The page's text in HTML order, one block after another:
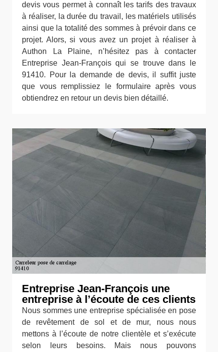
devis vous permet à connaît les tarifs des travaux
à réaliser, la durée du travail, les matériels utilisés
ainsi que la totalité des sommes à prévoir dans ce
projet. Alors, si vous avez un projet à réaliser à
Authon La Plaine, n’hésitez pas à contacter
Entreprise Jean-François qui se trouve dans le
91410. Pour la demande de devis, il suffit juste
que vous remplissiez le formulaire après vous
obtiendrez en retour un devis bien détaillé.
Entreprise Jean-François une
entreprise à l’écoute de ces clients
Nous sommes une entreprise spécialisée en pose
de revêtement de sol et de mur, nous nous
mettons à l’écoute de notre clientèle et s’exécute
selon leurs besoins. Mais nous pouvons